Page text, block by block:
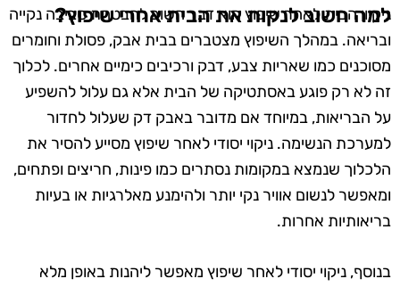
למה חשוב לנקות את הבית אחרי שיפוץ?
ניקיון הבית לאחר שיפוץ הוא דבר חשוב להבטחת סביבה נקייה
ובריאה. במהלך השיפוץ מצטברים בבית אבק, פסולת וחומרים
מסוכנים כמו שאריות צבע, דבק ורכיבים כימיים אחרים. לכלוך
זה לא רק פוגע באסתטיקה של הבית אלא גם עלול להשפיע
על הבריאות, במיוחד אם מדובר באבק דק שעלול לחדור
למערכת הנשימה. ניקוי יסודי לאחר שיפוץ מסייע להסיר את
הלכלוך שנמצא במקומות נסתרים כמו פינות, חריצים ופתחים,
ומאפשר לנשום אוויר נקי יותר ולהימנע מאלרגיות או בעיות
בריאותיות אחרות.
בנוסף, ניקוי יסודי לאחר שיפוץ מאפשר ליהנות באופן מלא